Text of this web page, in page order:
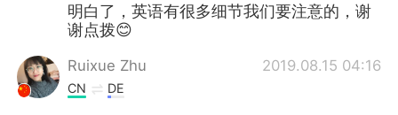
明白了，英语有很多细节我们要注意的，谢
谢点拨😊
Ruixue Zhu 2019.08.15 04:16
CN DE